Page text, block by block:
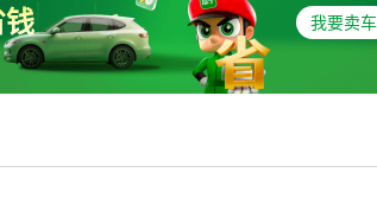
钱 我要卖车